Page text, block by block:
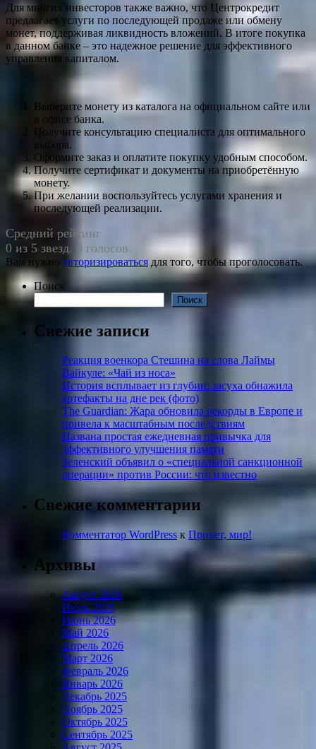
Для многих инвесторов также важно, что Центрокредит
предлагает услуги по последующей продаже или обмену
монет, поддерживая ликвидность вложений. В итоге покупка
в данном банке – это надежное решение для эффективного
управления капиталом.
Выберите монету из каталога на официальном сайте или
в офисе банка.
Получите консультацию специалиста для оптимального
выбора.
Оформите заказ и оплатите покупку удобным способом.
Получите сертификат и документы на приобретённую
монету.
При желании воспользуйтесь услугами хранения и
последующей реализации.
Средний рейтинг
0 из 5 звезд. 0 голосов.
Вам нужно авторизироваться для того, чтобы проголосовать.
Поиск
Поиск
Свежие записи
Реакция военкора Стешина на слова Лаймы
Вайкуле: «Чай из носа»
История всплывает из глубин: засуха обнажила
артефакты на дне рек (фото)
The Guardian: Жара обновила рекорды в Европе и
привела к масштабным последствиям
Названа простая ежедневная привычка для
эффективного улучшения памяти
Зеленский объявил о «специальной санкционной
операции» против России: что известно
Свежие комментарии
Комментатор WordPress к Привет, мир!
Архивы
Август 2026
Июль 2026
Июнь 2026
Май 2026
Апрель 2026
Март 2026
Февраль 2026
Январь 2026
Декабрь 2025
Ноябрь 2025
Октябрь 2025
Сентябрь 2025